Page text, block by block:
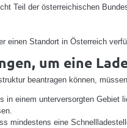
Teil der österreichischen
einen Standort in Österreich
um eine
beantragen können,
in einem unterversorgten Gebiet
mindestens eine